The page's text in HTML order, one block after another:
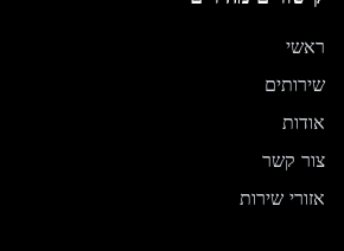
ראשי
שירותים
אודות
צור קשר
אזורי שירות